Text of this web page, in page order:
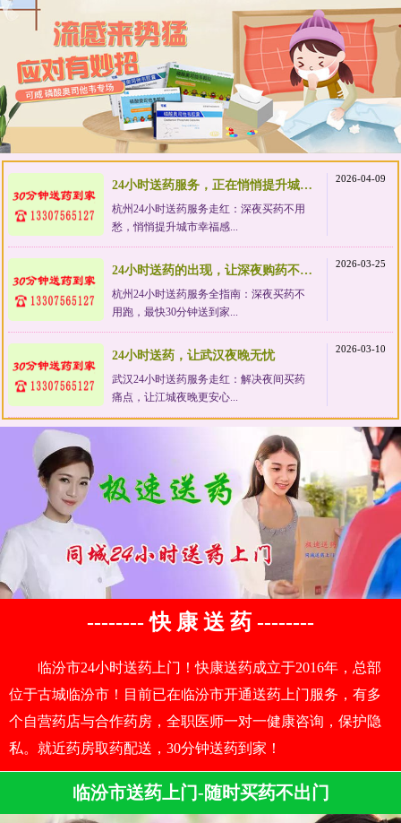
24小时送药服务，正在悄悄提升城市幸福感
杭州24小时送药服务走红：深夜买药不用
愁，悄悄提升城市幸福感...
2026-04-09
24小时送药的出现，让深夜购药不再狼狈
杭州24小时送药服务全指南：深夜买药不
用跑，最快30分钟送到家...
2026-03-25
24小时送药，让武汉夜晚无忧
武汉24小时送药服务走红：解决夜间买药
痛点，让江城夜晚更安心...
2026-03-10
-------- 快 康 送 药 --------
临汾市24小时送药上门！快康送药成立于2016年，总部
位于古城临汾市！目前已在临汾市开通送药上门服务，有多
个自营药店与合作药房，全职医师一对一健康咨询，保护隐
私。就近药房取药配送，30分钟送药到家！
临汾市送药上门-随时买药不出门